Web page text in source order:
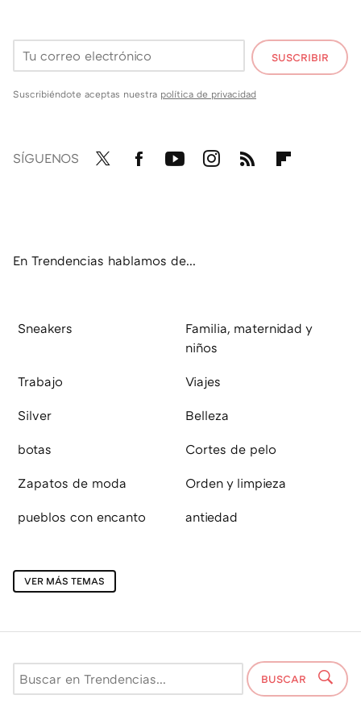
SUSCRIBIR
Suscribiéndote aceptas nuestra política de privacidad
SÍGUENOS
En Trendencias hablamos de...
Sneakers
Familia, maternidad y
niños
Trabajo Viajes
Silver Belleza
botas Cortes de pelo
Zapatos de moda Orden y limpieza
pueblos con encanto antiedad
VER MÁS TEMAS
BUSCAR